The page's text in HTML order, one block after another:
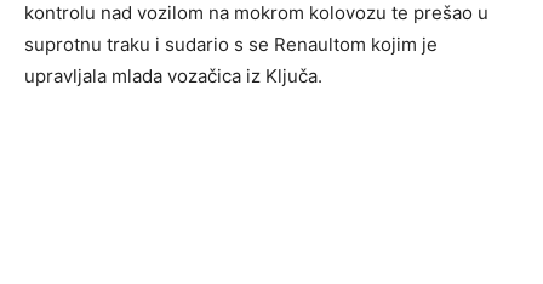
kontrolu nad vozilom na mokrom kolovozu te prešao u
suprotnu traku i sudario s se Renaultom kojim je
upravljala mlada vozačica iz Ključa.